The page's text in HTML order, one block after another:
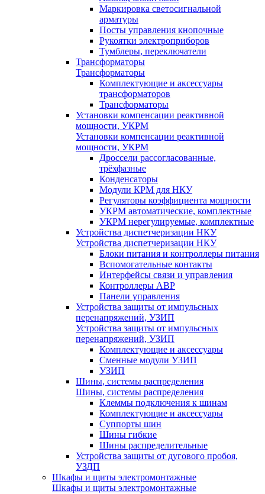
Маркировка светосигнальной
арматуры
Посты управления кнопочные
Рукоятки электроприборов
Тумблеры, переключатели
Трансформаторы
Трансформаторы
Комплектующие и аксессуары
трансформаторов
Трансформаторы
Установки компенсации реактивной
мощности, УКРМ
Установки компенсации реактивной
мощности, УКРМ
Дроссели рассогласованные,
трёхфазные
Конденсаторы
Модули КРМ для НКУ
Регуляторы коэффициента мощности
УКРМ автоматические, комплектные
УКРМ нерегулируемые, комплектные
Устройства диспетчеризации НКУ
Устройства диспетчеризации НКУ
Блоки питания и контроллеры питания
Вспомогательные контакты
Интерфейсы связи и управления
Контроллеры АВР
Панели управления
Устройства защиты от импульсных
перенапряжений, УЗИП
Устройства защиты от импульсных
перенапряжений, УЗИП
Комплектующие и аксессуары
Сменные модули УЗИП
УЗИП
Шины, системы распределения
Шины, системы распределения
Клеммы подключения к шинам
Комплектующие и аксессуары
Суппорты шин
Шины гибкие
Шины распределительные
Устройства защиты от дугового пробоя,
УЗДП
Шкафы и щиты электромонтажные
Шкафы и щиты электромонтажные